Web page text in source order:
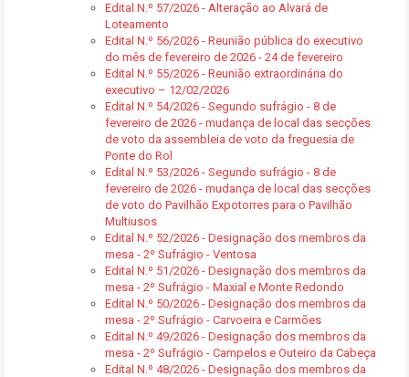
Edital N.º 57/2026 - Alteração ao Alvará de
Loteamento
Edital N.º 56/2026 - Reunião pública do executivo
do mês de fevereiro de 2026 - 24 de fevereiro
Edital N.º 55/2026 - Reunião extraordinária do
executivo – 12/02/2026
Edital N.º 54/2026 - Segundo sufrágio - 8 de
fevereiro de 2026 - mudança de local das secções
de voto da assembleia de voto da freguesia de
Ponte do Rol
Edital N.º 53/2026 - Segundo sufrágio - 8 de
fevereiro de 2026 - mudança de local das secções
de voto do Pavilhão Expotorres para o Pavilhão
Multiusos
Edital N.º 52/2026 - Designação dos membros da
mesa - 2º Sufrágio - Ventosa
Edital N.º 51/2026 - Designação dos membros da
mesa - 2º Sufrágio - Maxial e Monte Redondo
Edital N.º 50/2026 - Designação dos membros da
mesa - 2º Sufrágio - Carvoeira e Carmões
Edital N.º 49/2026 - Designação dos membros da
mesa - 2º Sufrágio - Campelos e Outeiro da Cabeça
Edital N.º 48/2026 - Designação dos membros da